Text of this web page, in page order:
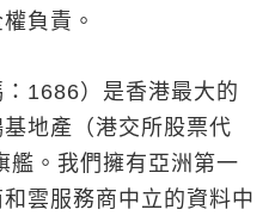
負責。
1686）是香港最大的
地產（港交所股票代
艦。我們擁有亞洲第一
雲服務商中立的資料中